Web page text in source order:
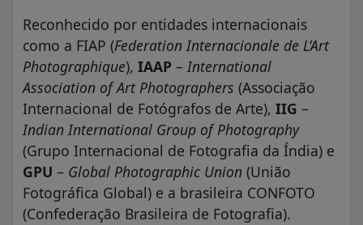
Reconhecido por entidades internacionais
como a FIAP (Federation Internacionale de L’Art
Photographique), IAAP –International
Association of Art Photographers (Associação
Internacional de Fotógrafos de Arte), IIG –
Indian International Group of Photography
(Grupo Internacional de Fotografia da Índia) e
GPU – Global Photographic Union (União
Fotográfica Global) e a brasileira CONFOTO
(Confederação Brasileira de Fotografia).